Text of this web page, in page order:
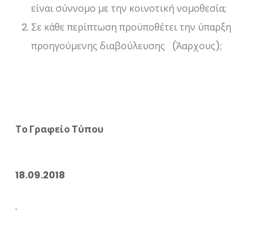
είναι σύννομο με την κοινοτική νομοθεσία;
Σε κάθε περίπτωση προϋποθέτει την ύπαρξη
προηγούμενης διαβούλευσης (Άαρχους);
Το Γραφείο Τύπου
18.09.2018